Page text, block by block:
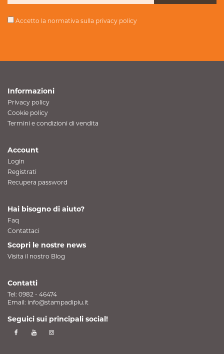
Accetto la normativa sulla privacy policy
Informazioni
Privacy policy
Cookie policy
Termini e condizioni di vendita
Account
Login
Registrati
Recupera password
Hai bisogno di aiuto?
Faq
Contattaci
Scopri le nostre news
Visita il nostro Blog
Contatti
Tel: 0982 - 46474
Email: info@stampadipiu.it
Seguici sui principali social!